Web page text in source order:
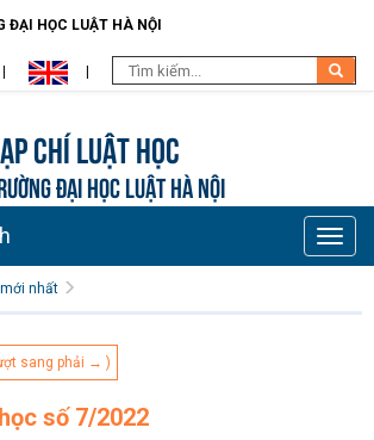
ĐẠI HỌC LUẬT HÀ NỘI
chí Luật học
ĐẠI HỌC LUẬT HÀ NỘI
Toggle
nhất
sang phải → )
số 7/2022